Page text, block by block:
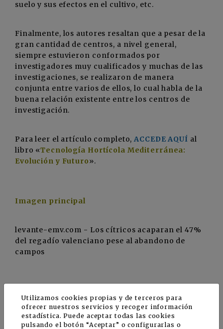
suelo y sus efectos en el cultivo, etc.
Finalmente, los autores resaltan que a pesar de la
gran cantidad de centros, a nivel general,
siempre estuvieron conformados por
investigadores muy cualificados y muchas de las
investigaciones, se realizaron de manera
conjunta entre varios de ellos, lo cual habla de la
buena relación existente entre los centros de
investigación.
Para leer el artículo completo,ACCEDE AQUÍ al
libro «Tecnología Hortícola Mediterránea:
Evolución y Futuro».
Imagen principal
levante-emv.com - Los cítricos acaparan el 47%
del regadío valenciano pese al abandono de
campos
https://www.tecnologiahorticola.com/instrumentos-
mediciones-tecnicas-agricultura/
Utilizamos cookies propias y de terceros para
ofrecer nuestros servicios y recoger información
estadística. Puede aceptar todas las cookies
pulsando el botón “Aceptar” o configurarlas o